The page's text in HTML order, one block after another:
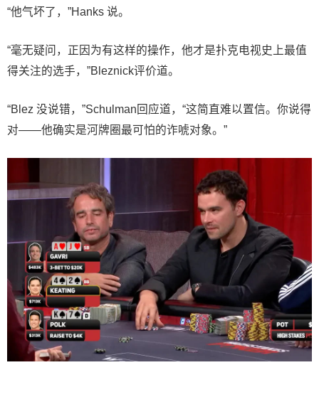
“他气坏了，”Hanks 说。
“毫无疑问，正因为有这样的操作，他才是扑克电视史上最值
得关注的选手，”Bleznick评价道。
“Blez 没说错，”Schulman回应道，“这简直难以置信。你说得
对——他确实是河牌圈最可怕的诈唬对象。”